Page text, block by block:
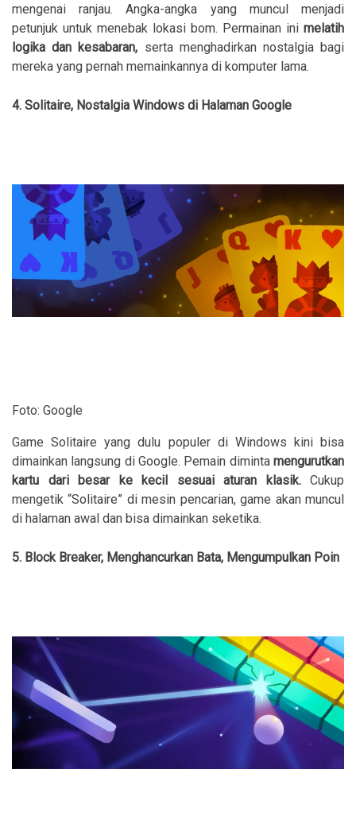
mengenai ranjau. Angka-angka yang muncul menjadi
petunjuk untuk menebak lokasi bom. Permainan ini melatih
logika dan kesabaran, serta menghadirkan nostalgia bagi
mereka yang pernah memainkannya di komputer lama.
4. Solitaire, Nostalgia Windows di Halaman Google
Foto: Google
Game Solitaire yang dulu populer di Windows kini bisa
dimainkan langsung di Google. Pemain diminta mengurutkan
kartu dari besar ke kecil sesuai aturan klasik. Cukup
mengetik “Solitaire” di mesin pencarian, game akan muncul
di halaman awal dan bisa dimainkan seketika.
5. Block Breaker, Menghancurkan Bata, Mengumpulkan Poin